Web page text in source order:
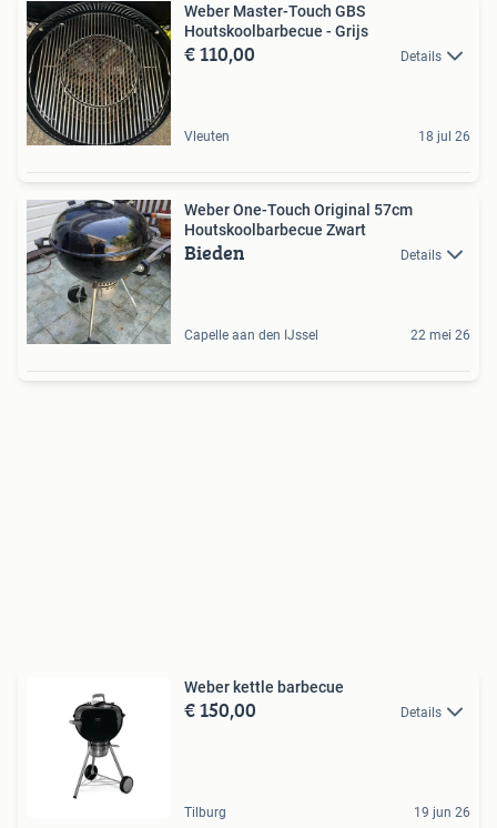
Weber Master-Touch GBS
Houtskoolbarbecue - Grijs
€ 110,00 Details
Vleuten 18 jul 26
Weber One-Touch Original 57cm
Houtskoolbarbecue Zwart
Bieden Details
Capelle aan den IJssel 22 mei 26
Weber kettle barbecue
€ 150,00 Details
Tilburg 19 jun 26